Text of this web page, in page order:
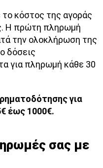
κόστος της αγοράς
Η πρώτη πληρωμή
την ολοκλήρωση της
δόσεις
για πληρωμή κάθε 30
για
έως 1000€.
σας με